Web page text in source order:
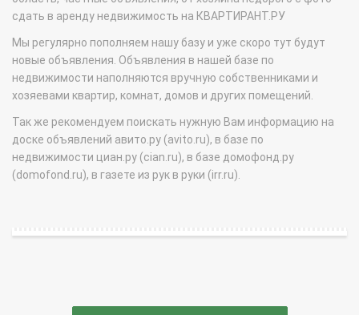
сдать в аренду недвижимость на КВАРТИРАНТ.РУ
Мы регулярно пополняем нашу базу и уже скоро тут будут
новые объявления. Объявления в нашей базе по
недвижимости наполняются вручную собственниками и
хозяевами квартир, комнат, домов и других помещений.
Так же рекомендуем поискать нужную Вам информацию на
доске объявлений авито.ру (avito.ru), в базе по
недвижимости циан.ру (cian.ru), в базе домофонд.ру
(domofond.ru), в газете из рук в руки (irr.ru).